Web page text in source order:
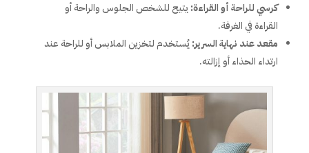
كرسي للراحة أو القراءة: يتيح للشخص الجلوس والراحة أو
القراءة في الغرفة.
مقعد عند نهاية السرير:يُستخدم لتخزين الملابس أو للراحة عند
ارتداء الحذاء أو إزالته.